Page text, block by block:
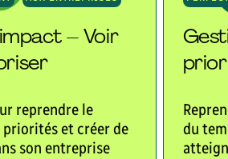
– Voir
reprendre le
et créer de
son entreprise
du